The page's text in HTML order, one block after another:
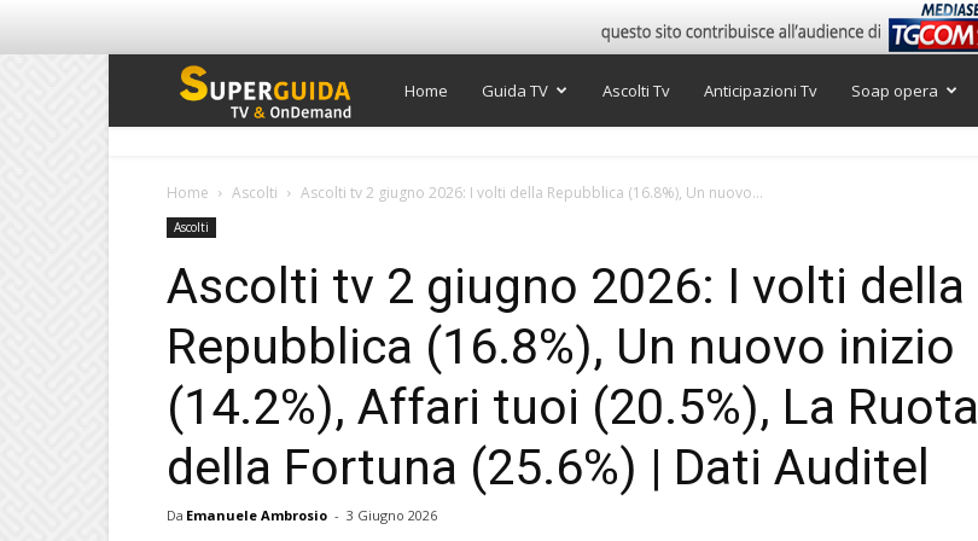
Super
Home Guida TV Ascolti Tv Anticipazioni Tv Soap opera
Home Ascolti Ascolti tv 2 giugno 2026: I volti della Repubblica (16.8%), Un nuovo...
Ascolti
Ascolti tv 2 giugno 2026: I volti della
Repubblica (16.8%), Un nuovo inizio
(14.2%), Affari tuoi (20.5%), La Ruota
della Fortuna (25.6%) | Dati Auditel
Da Emanuele Ambrosio - 3 Giugno 2026